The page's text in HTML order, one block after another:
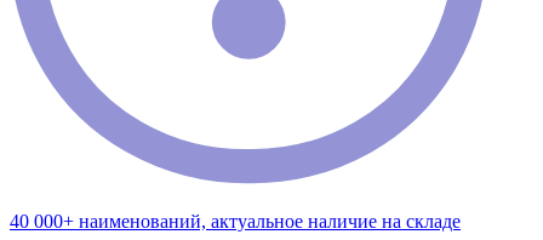
40 000+ наименований, актуальное наличие на складе